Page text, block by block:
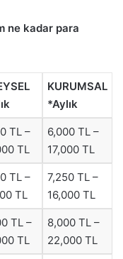
ne kadar para
KURUMSAL
*Aylık
TL –
TL
6,000 TL –
17,000 TL
TL –
TL
7,250 TL –
16,000 TL
TL –
TL
8,000 TL –
22,000 TL